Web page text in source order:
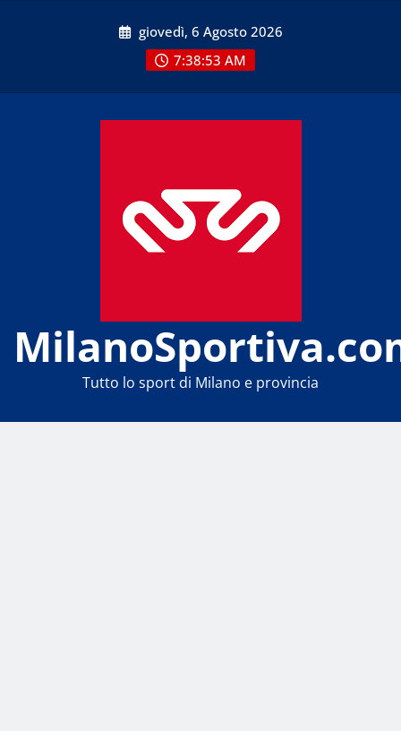
giovedì, 6 Agosto 2026
7:38:53 AM
Tutto lo sport di Milano e provincia